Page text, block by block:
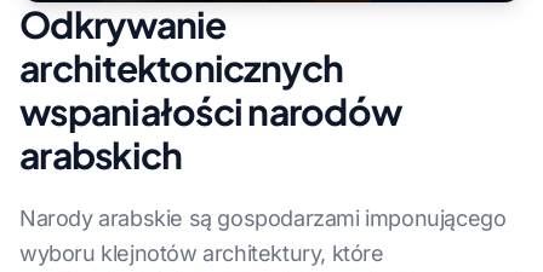
Odkrywanie
architektonicznych
wspaniałości narodów
arabskich
Narody arabskie są gospodarzami imponującego
wyboru klejnotów architektury, które